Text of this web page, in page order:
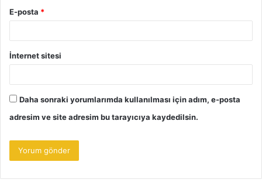
E-posta *
İnternet sitesi
Daha sonraki yorumlarımda kullanılması için adım, e-posta
adresim ve site adresim bu tarayıcıya kaydedilsin.